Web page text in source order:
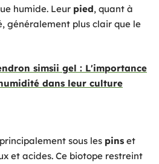
humide. Leur pied, quant à
généralement plus clair que le
simsii gel : L'importance
dans leur culture
sous les pins et
et acides. Ce biotope restreint